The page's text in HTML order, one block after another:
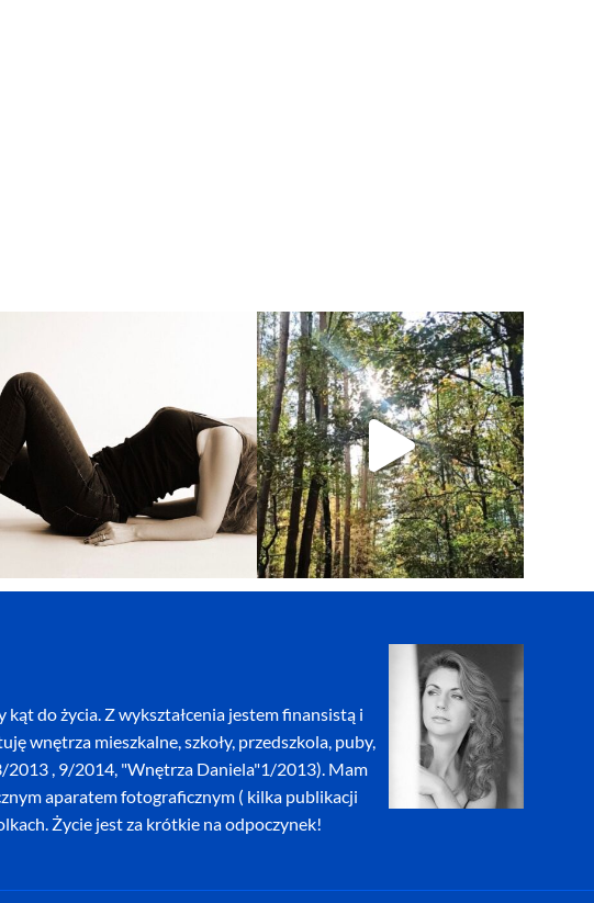
do życia. Z wykształcenia jestem finansistą i
wnętrza mieszkalne, szkoły, przedszkola, puby,
2013 , 9/2014, "Wnętrza Daniela"1/2013). Mam
aparatem fotograficznym ( kilka publikacji
Życie jest za krótkie na odpoczynek!